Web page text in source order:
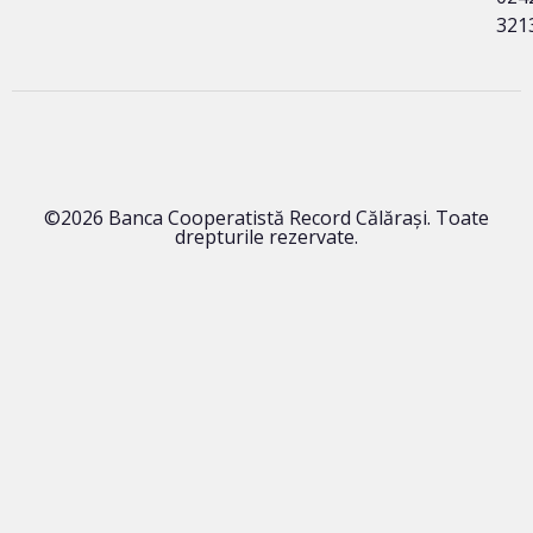
©2026 Banca Cooperatistă Record Călărași. Toate
drepturile rezervate.